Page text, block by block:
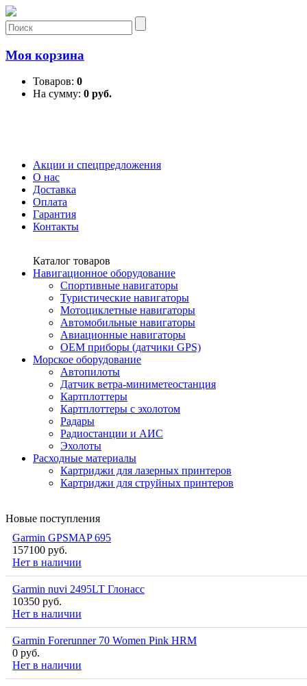
Моя корзина
Товаров: 0
На сумму: 0 руб.
Акции и спецпредложения
О нас
Доставка
Оплата
Гарантия
Контакты
Каталог товаров
Навигационное оборудование
Спортивные навигаторы
Туристические навигаторы
Мотоциклетные навигаторы
Автомобильные навигаторы
Авиационные навигаторы
OEM приборы (датчики GPS)
Морское оборудование
Автопилоты
Датчик ветра-миниметеостанция
Картплоттеры
Картплоттеры с эхолотом
Радары
Радиостанции и АИС
Эхолоты
Расходные материалы
Картриджи для лазерных принтеров
Картриджи для струйных принтеров
Новые поступления
Garmin GPSMAP 695
157100 руб.
Нет в наличии
Garmin nuvi 2495LT Глонасс
10350 руб.
Нет в наличии
Garmin Forerunner 70 Women Pink HRM
0 руб.
Нет в наличии